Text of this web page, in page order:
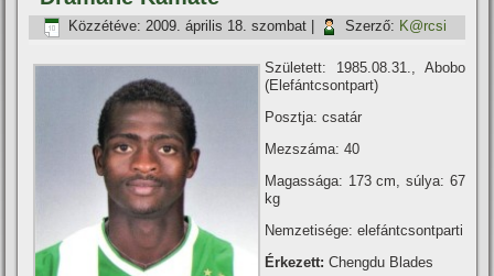
Közzétéve: 2009. április 18. szombat Szerző: K@rcsi
Született: 1985.08.31., Abobo
(Elefántcsontpart)
Posztja: csatár
Mezszáma: 40
Magassága: 173 cm, súlya: 67
kg
Nemzetisége: elefántcsontparti
Érkezett: Chengdu Blades